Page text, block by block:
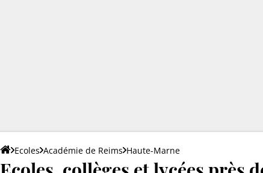
Ecoles Académie de Reims Haute-Marne